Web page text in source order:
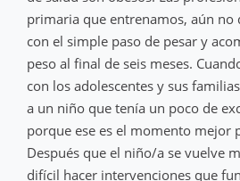
primaria que entrenamos, aún no
con el simple paso de pesar y
peso al final de seis meses.
con los adolescentes y sus
a un niño que tenía un poco de
porque ese es el momento mejor
Después que el niño/a se vuelve
difícil hacer intervenciones que